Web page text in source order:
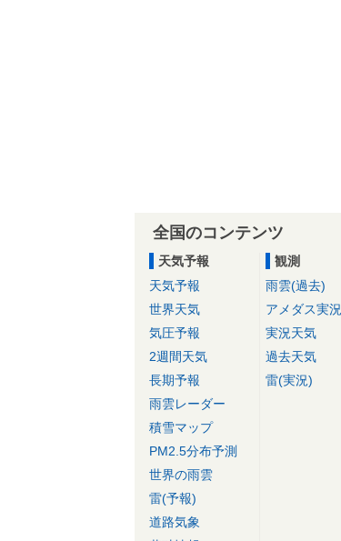
全国のコンテンツ
天気予報
天気予報
世界天気
気圧予報
2週間天気
長期予報
雨雲レーダー
積雪マップ
PM2.5分布予測
世界の雨雲
雷(予報)
道路気象
観測
雨雲(過去)
アメダス実況
実況天気
過去天気
雷(実況)